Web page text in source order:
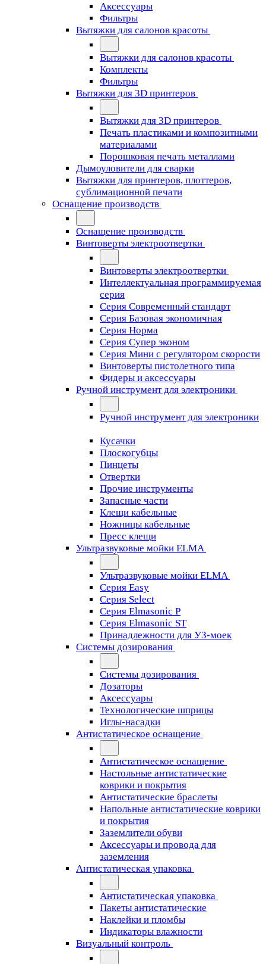
Аксессуары
Фильтры
Вытяжки для салонов красоты
Вытяжки для салонов красоты
Комплекты
Фильтры
Вытяжки для 3D принтеров
Вытяжки для 3D принтеров
Печать пластиками и композитными
материалами
Порошковая печать металлами
Дымоуловители для сварки
Вытяжки для принтеров, плоттеров,
сублимационной печати
Оснащение производств
Оснащение производств
Винтоверты электроотвертки
Винтоверты электроотвертки
Интеллектуальная программируемая
серия
Серия Современный стандарт
Серия Базовая экономичная
Серия Норма
Серия Cупер эконом
Серия Мини с регулятором скорости
Винтоверты пистолетного типа
Фидеры и аксессуары
Ручной инструмент для электроники
Ручной инструмент для электроники
Кусачки
Плоскогубцы
Пинцеты
Отвертки
Прочие инструменты
Запасные части
Клещи кабельные
Ножницы кабельные
Пресс клещи
Ультразвуковые мойки ELMA
Ультразвуковые мойки ELMA
Серия Easy
Серия Select
Серия Elmasonic P
Серия Elmasonic ST
Принадлежности для УЗ-моек
Системы дозирования
Системы дозирования
Дозаторы
Аксессуары
Технологические шприцы
Иглы-насадки
Антистатическое оснащение
Антистатическое оснащение
Настольные антистатические
коврики и покрытия
Антистатические браслеты
Напольные антистатические коврики
и покрытия
Заземлители обуви
Аксессуары и провода для
заземления
Антистатическая упаковка
Антистатическая упаковка
Пакеты антистатические
Наклейки и пломбы
Индикаторы влажности
Визуальный контроль